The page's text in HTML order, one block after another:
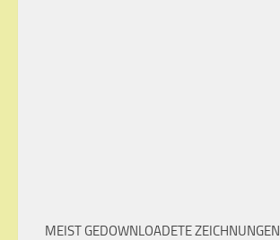
MEIST GEDOWNLOADETE ZEICHNUNGEN